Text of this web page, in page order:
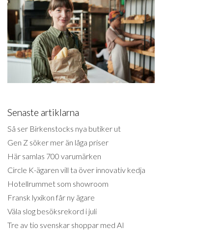
Senaste artiklarna
Så ser Birkenstocks nya butiker ut
Gen Z söker mer än låga priser
Här samlas 700 varumärken
Circle K-ägaren vill ta över innovativ kedja
Hotellrummet som showroom
Fransk lyxikon får ny ägare
Väla slog besöksrekord i juli
Tre av tio svenskar shoppar med AI